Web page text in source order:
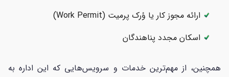
ارائه مجوز کار یا وُرک پرمیت (Work Permit)
اسکان مجدد پناهندگان
همچنین، از مهم‌ترین خدمات و سرویس‌هایی که این اداره به